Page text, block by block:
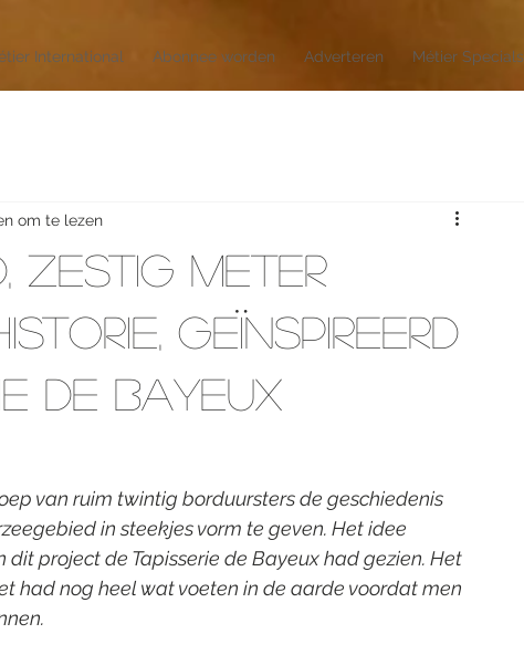
International Abonnee worden Adverteren Métier Specials
zestig meter
geïnspireerd
de Bayeux
om te lezen
van ruim twintig borduursters de geschiedenis
in steekjes vorm te geven. Het idee
project de Tapisserie de Bayeux had gezien. Het
had nog heel wat voeten in de aarde voordat men